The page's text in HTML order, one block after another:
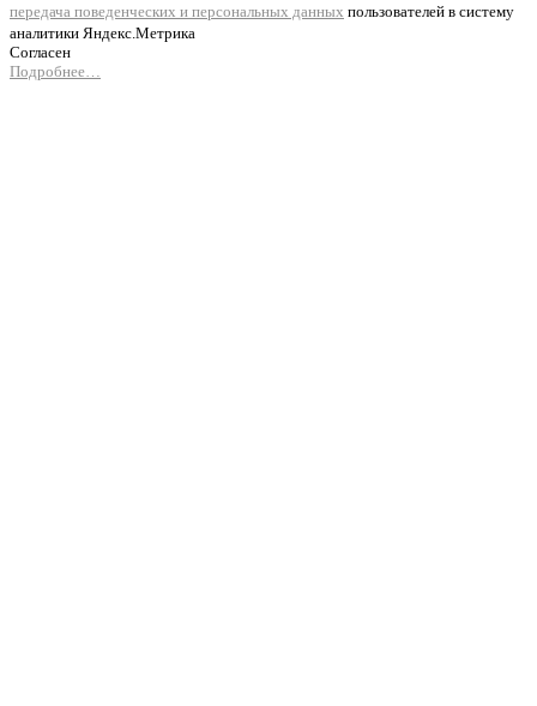
передача поведенческих и персональных данных пользователей в систему
аналитики Яндекс.Метрика
Согласен
Подробнее…